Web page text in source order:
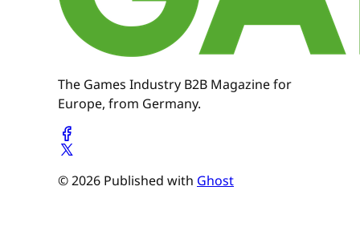
The Games Industry B2B Magazine for
Europe, from Germany.
© 2026 Published with Ghost